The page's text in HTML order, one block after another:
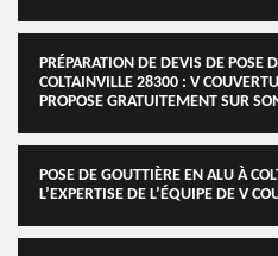
PRÉPARATION DE DEVIS DE POSE
COLTAINVILLE 28300 : V
PROPOSE GRATUITEMENT SUR
POSE DE GOUTTIÈRE EN ALU À
L’EXPERTISE DE L’ÉQUIPE DE V